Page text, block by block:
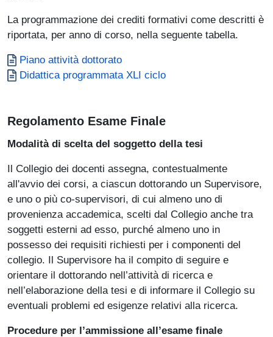
La programmazione dei crediti formativi come descritti è
riportata, per anno di corso, nella seguente tabella.
Documento
Piano attività dottorato
Documento
Didattica programmata XLI ciclo
Regolamento Esame Finale
Modalità di scelta del soggetto della tesi
Il Collegio dei docenti assegna, contestualmente
all'avvio dei corsi, a ciascun dottorando un Supervisore,
e uno o più co-supervisori, di cui almeno uno di
provenienza accademica, scelti dal Collegio anche tra
soggetti esterni ad esso, purché almeno uno in
possesso dei requisiti richiesti per i componenti del
collegio. Il Supervisore ha il compito di seguire e
orientare il dottorando nell’attività di ricerca e
nell’elaborazione della tesi e di informare il Collegio su
eventuali problemi ed esigenze relativi alla ricerca.
Procedure per l’ammissione all’esame finale